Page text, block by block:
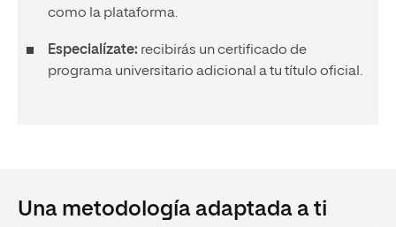
como la plataforma.
Especialízate: recibirás un certificado de
programa universitario adicional a tu título oficial.
Una metodología adaptada a ti